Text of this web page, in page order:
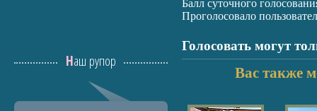
Балл суточного
Проголосовало
Голосовать могут
Вас также
Наш рупор